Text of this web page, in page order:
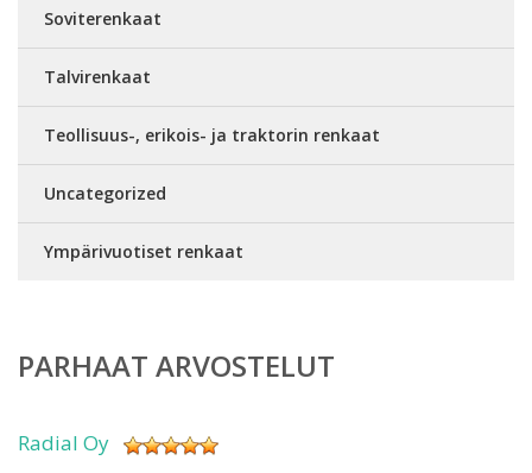
Soviterenkaat
Talvirenkaat
Teollisuus-, erikois- ja traktorin renkaat
Uncategorized
Ympärivuotiset renkaat
PARHAAT ARVOSTELUT
Radial Oy